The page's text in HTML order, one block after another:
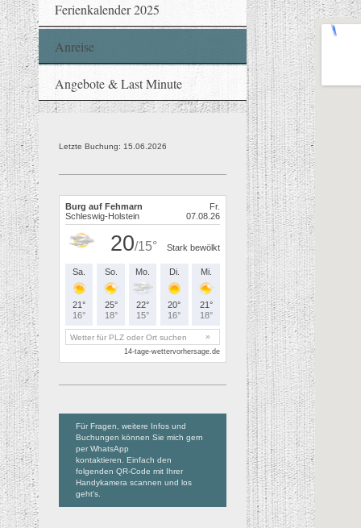
Ferienkalender 2025
Anreise
Angebote & Last Minute
Letzte Buchung: 15.06.2026
Für Fragen, weitere Infos und
Buchungen können Sie mich gern
per WhatsApp
kontaktieren. Einfach den
folgenden QR-Code mit Ihrer
Handykamera scannen und los
geht's.